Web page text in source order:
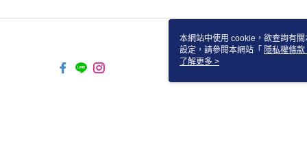
本網站中使用 cookie，欲查詢有
設定，請參閱本網站「 隱私權條款
使用 cookie。
了解更多 >